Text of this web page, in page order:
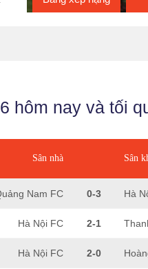
hôm nay và tối
Sân nhà Sân
Nam FC 0-3 Hà
Hà Nội FC 2-1
Hà Nội FC 2-0